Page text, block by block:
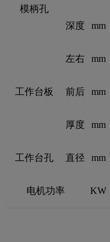
模柄孔
深度 mm
工作台板
左右 mm
前后 mm
厚度 mm
工作台孔 直径 mm
电机功率 KW